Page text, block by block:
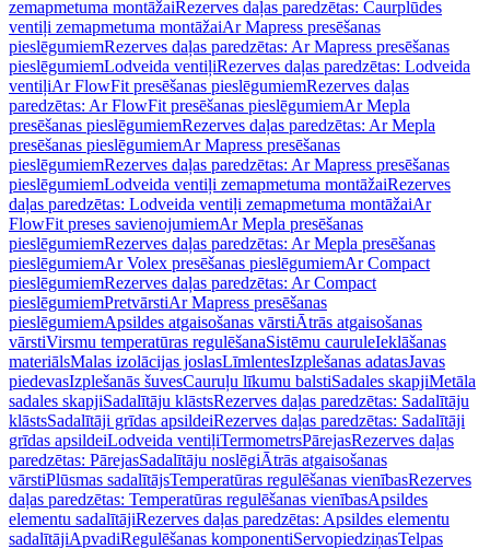
zemapmetuma montāžaiRezerves daļas paredzētas: Caurplūdes
ventiļi zemapmetuma montāžaiAr Mapress presēšanas
pieslēgumiemRezerves daļas paredzētas: Ar Mapress presēšanas
pieslēgumiemLodveida ventiļiRezerves daļas paredzētas: Lodveida
ventiļiAr FlowFit presēšanas pieslēgumiemRezerves daļas
paredzētas: Ar FlowFit presēšanas pieslēgumiemAr Mepla
presēšanas pieslēgumiemRezerves daļas paredzētas: Ar Mepla
presēšanas pieslēgumiemAr Mapress presēšanas
pieslēgumiemRezerves daļas paredzētas: Ar Mapress presēšanas
pieslēgumiemLodveida ventiļi zemapmetuma montāžaiRezerves
daļas paredzētas: Lodveida ventiļi zemapmetuma montāžaiAr
FlowFit preses savienojumiemAr Mepla presēšanas
pieslēgumiemRezerves daļas paredzētas: Ar Mepla presēšanas
pieslēgumiemAr Volex presēšanas pieslēgumiemAr Compact
pieslēgumiemRezerves daļas paredzētas: Ar Compact
pieslēgumiemPretvārstiAr Mapress presēšanas
pieslēgumiemApsildes atgaisošanas vārstiĀtrās atgaisošanas
vārstiVirsmu temperatūras regulēšanaSistēmu cauruleIeklāšanas
materiālsMalas izolācijas joslasLīmlentesIzplešanas adatasJavas
piedevasIzplešanās šuvesCauruļu līkumu balstiSadales skapjiMetāla
sadales skapjiSadalītāju klāstsRezerves daļas paredzētas: Sadalītāju
klāstsSadalītāji grīdas apsildeiRezerves daļas paredzētas: Sadalītāji
grīdas apsildeiLodveida ventiļiTermometrsPārejasRezerves daļas
paredzētas: PārejasSadalītāju noslēgiĀtrās atgaisošanas
vārstiPlūsmas sadalītājsTemperatūras regulēšanas vienībasRezerves
daļas paredzētas: Temperatūras regulēšanas vienībasApsildes
elementu sadalītājiRezerves daļas paredzētas: Apsildes elementu
sadalītājiApvadiRegulēšanas komponentiServopiedziņasTelpas